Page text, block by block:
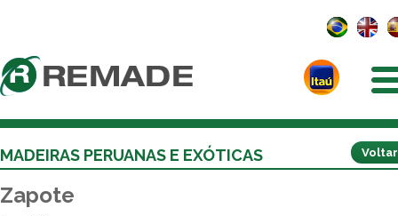
Voltar
MADEIRAS PERUANAS E EXÓTICAS
Zapote